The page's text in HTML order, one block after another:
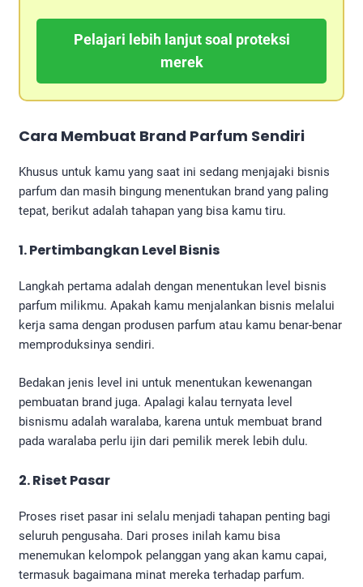
Pelajari lebih lanjut soal proteksi
merek
Cara Membuat Brand Parfum Sendiri
Khusus untuk kamu yang saat ini sedang menjajaki bisnis
parfum dan masih bingung menentukan brand yang paling
tepat, berikut adalah tahapan yang bisa kamu tiru.
1. Pertimbangkan Level Bisnis
Langkah pertama adalah dengan menentukan level bisnis
parfum milikmu. Apakah kamu menjalankan bisnis melalui
kerja sama dengan produsen parfum atau kamu benar-benar
memproduksinya sendiri.
Bedakan jenis level ini untuk menentukan kewenangan
pembuatan brand juga. Apalagi kalau ternyata level
bisnismu adalah waralaba, karena untuk membuat brand
pada waralaba perlu ijin dari pemilik merek lebih dulu.
2. Riset Pasar
Proses riset pasar ini selalu menjadi tahapan penting bagi
seluruh pengusaha. Dari proses inilah kamu bisa
menemukan kelompok pelanggan yang akan kamu capai,
termasuk bagaimana minat mereka terhadap parfum.